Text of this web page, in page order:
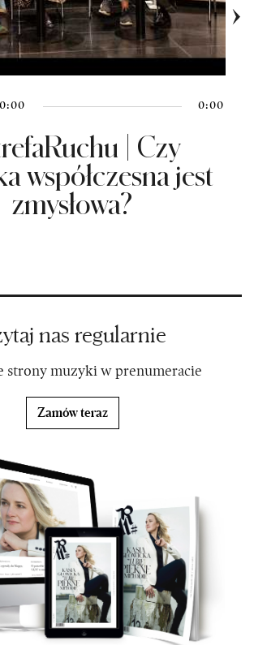
0:00 0:00
| Czy
współczesna jest
zmysłowa?
nas regularnie
strony muzyki w prenumeracie
Zamów teraz